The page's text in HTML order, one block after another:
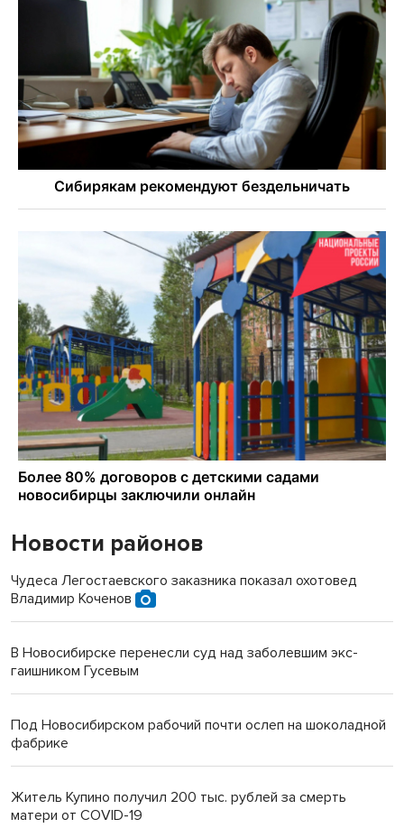
Новости районов
Чудеса Легостаевского заказника показал охотовед
Владимир Коченов
В Новосибирске перенесли суд над заболевшим экс-
гаишником Гусевым
Под Новосибирском рабочий почти ослеп на шоколадной
фабрике
Житель Купино получил 200 тыс. рублей за смерть
матери от COVID-19